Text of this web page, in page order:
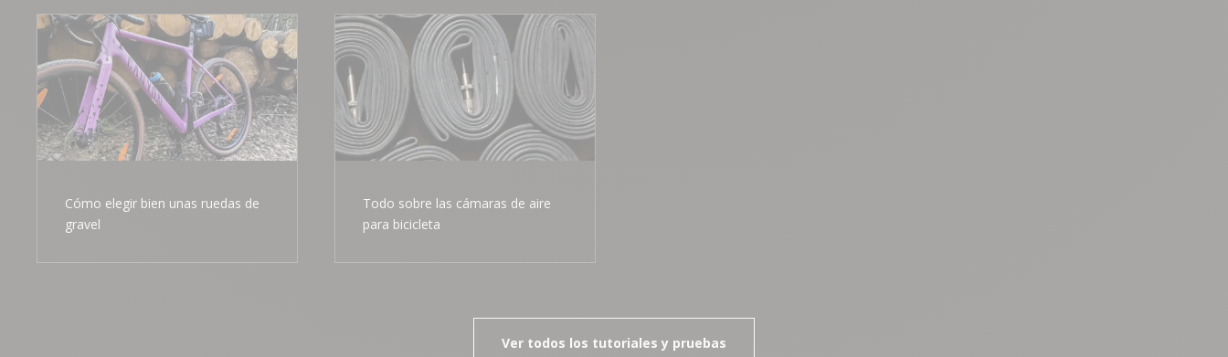
Cómo elegir bien unas ruedas de
gravel
Todo sobre las cámaras de aire
para bicicleta
Ver todos los tutoriales y pruebas